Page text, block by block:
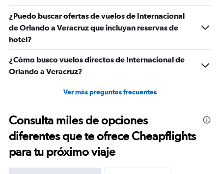
¿Puedo buscar ofertas de vuelos de Internacional
de Orlando a Veracruz que incluyan reservas de
hotel?
¿Cómo busco vuelos directos de Internacional de
Orlando a Veracruz?
Ver más preguntas frecuentes
Consulta miles de opciones
diferentes que te ofrece Cheapflights
para tu próximo viaje